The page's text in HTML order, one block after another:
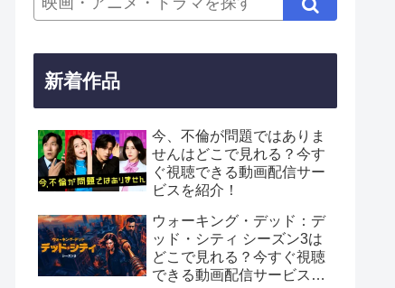
新着作品
今、不倫が問題ではありま
せんはどこで見れる？今す
ぐ視聴できる動画配信サー
ビスを紹介！
ウォーキング・デッド：デ
ッド・シティ シーズン3は
どこで見れる？今すぐ視聴
できる動画配信サービスを